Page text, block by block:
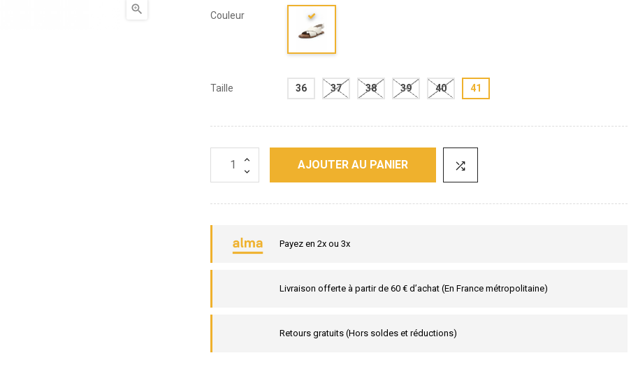
 Couleur
Taille 36 37 38 39 40 41
AJOUTER AU PANIER
Payez en 2x ou 3x
Livraison offerte à partir de 60 € d’achat (En France métropolitaine)
Retours gratuits (Hors soldes et réductions)